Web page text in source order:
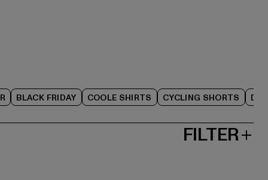
BLACK FRIDAY COOLE SHIRTS CYCLING SHORTS
FILTER